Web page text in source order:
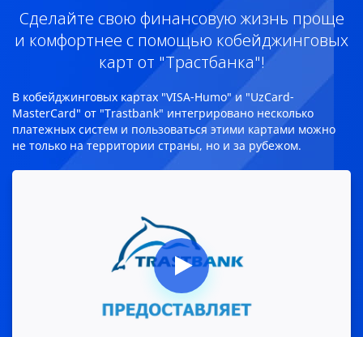
Курс ЦБ - Данные от 07.08.2026
КОНВЕРТЕР ВАЛЮТ
Сделайте свою финансовую жизнь проще
и комфортнее с помощью кобейджинговых
карт от "Tрастбанка"!
В кобейджинговых картах "VISA-Humo" и "UzCard-
MasterCard" от "Trastbank" интегрировано несколько
платежных систем и пользоваться этими картами можно
не только на территории страны, но и за рубежом.